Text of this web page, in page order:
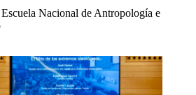
Nacional de Antropología e